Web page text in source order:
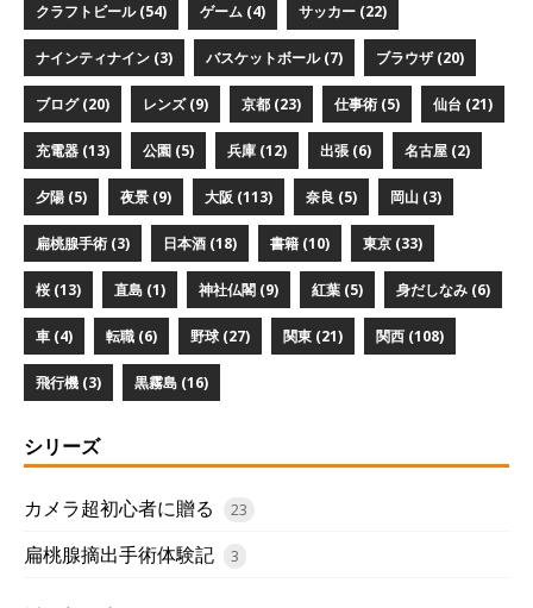
クラフトビール (54) ゲーム (4) サッカー (22)
ナインティナイン (3) バスケットボール (7) ブラウザ (20)
ブログ (20) レンズ (9) 京都 (23) 仕事術 (5) 仙台 (21)
充電器 (13) 公園 (5) 兵庫 (12) 出張 (6) 名古屋 (2)
夕陽 (5) 夜景 (9) 大阪 (113) 奈良 (5) 岡山 (3)
扁桃腺手術 (3) 日本酒 (18) 書籍 (10) 東京 (33)
桜 (13) 直島 (1) 神社仏閣 (9) 紅葉 (5) 身だしなみ (6)
車 (4) 転職 (6) 野球 (27) 関東 (21) 関西 (108)
飛行機 (3) 黒霧島 (16)
シリーズ
カメラ超初心者に贈る 23
扁桃腺摘出手術体験記 3